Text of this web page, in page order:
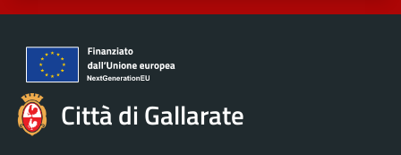
Città di Gallarate